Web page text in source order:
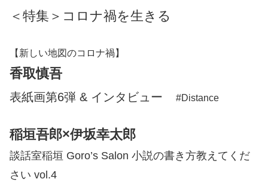
＜特集＞コロナ禍を生きる
【新しい地図のコロナ禍】
香取慎吾
表紙画第6弾 & インタビュー #Distance
稲垣吾郎×伊坂幸太郎
談話室稲垣 Goro’s Salon 小説の書き方教えてくだ
さい vol.4